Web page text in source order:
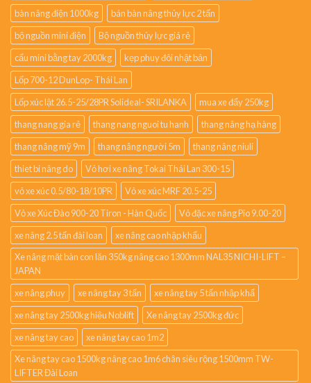
bàn nâng điện 1000kg
bán bàn nâng thủy lực 2 tấn
bộ nguồn mini điện
Bộ nguồn thủy lực giá rẻ
cẩu mini bằng tay 2000kg
kẹp phuy đôi nhật bản
Lốp 700-12 DunLop- Thái Lan
Lốp xúc lật 26.5-25/28PR Solideal- SRILANKA
mua xe đẩy 250kg
thang nang gia rẻ
thang nang nguoi tu hanh
thang nâng hạ hàng
thang nâng mỹ 9m
thang nâng người 5m
thang nâng niuli
thiet bi nâng do
Vỏ hơi xe nâng Tokai Thái Lan 300-15
vỏ xe xúc 0.5/80-18/10PR
Vỏ xe xúc MRF 20.5-25
Vỏ xe Xúc Đào 900-20 Tiron - Hàn Quốc
Vỏ đặc xe nâng Pio 9.00-20
xe nâng 2.5 tấn đài loan
xe nâng cao nhập khẩu
Xe nâng mặt bàn con lăn 350kg nâng cao 1300mm NAL35 NICHI-LIFT –
JAPAN
xe nâng phuy
xe nâng tay 3 tấn
xe nâng tay 5 tấn nhập khẩ
xe nâng tay 2500kg hiệu Noblift
Xe nâng tay 2500kg đức
xe nâng tay cao
xe nâng tay cao 1m2
Xe nâng tay cao 1500kg nâng cao 1m6 chân siêu rộng 1500mm TW-
LIFTER Đài Loan